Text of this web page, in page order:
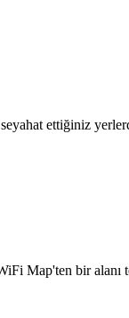
ettiğiniz
Map'ten bir